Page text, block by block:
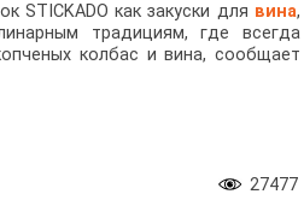
STICKADO как закуски для вина,
традициям, где всегда
колбас и вина, сообщает
27477